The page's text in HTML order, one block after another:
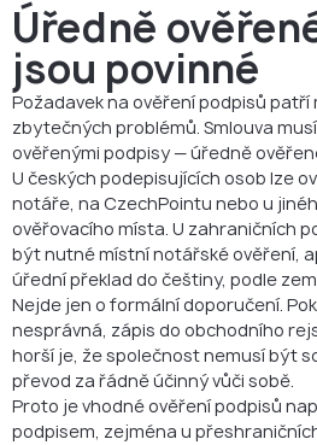
Úředně
jsou povinné
Požadavek na ověření podpisů
zbytečných problémů. Smlouva
ověřenými podpisy — úředně
U českých podepisujících osob lze
notáře, na CzechPointu nebo u
ověřovacího místa. U zahraničních
být nutné místní notářské ověření,
úřední překlad do češtiny, podle
Nejde jen o formální doporučení.
nesprávná, zápis do obchodního
horší je, že společnost nemusí být
převod za řádně účinný vůči sobě.
Proto je vhodné ověření podpisů
podpisem, zejména u